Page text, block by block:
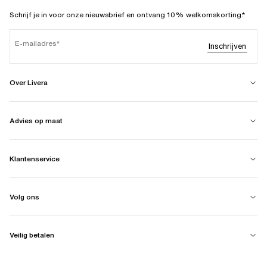
Schrijf je in voor onze nieuwsbrief en ontvang 10% welkomskorting.*
E-mailadres Inschrijven
Over Livera
Advies op maat
Klantenservice
Volg ons
Veilig betalen